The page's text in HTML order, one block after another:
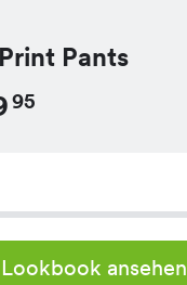
Pants
95
Lookbook ansehen